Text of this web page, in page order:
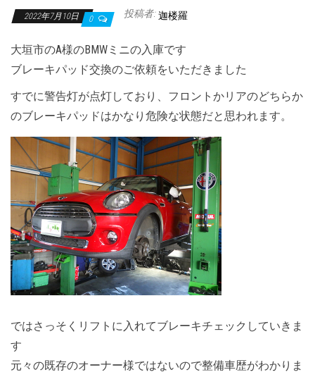
2022年7月10日 0 投稿者: 迦楼羅
大垣市のA様のBMWミニの入庫です
ブレーキパッド交換のご依頼をいただきました
すでに警告灯が点灯しており、フロントかリアのどちらか
のブレーキパッドはかなり危険な状態だと思われます。
ではさっそくリフトに入れてブレーキチェックしていきま
す
元々の既存のオーナー様ではないので整備車歴がわかりま